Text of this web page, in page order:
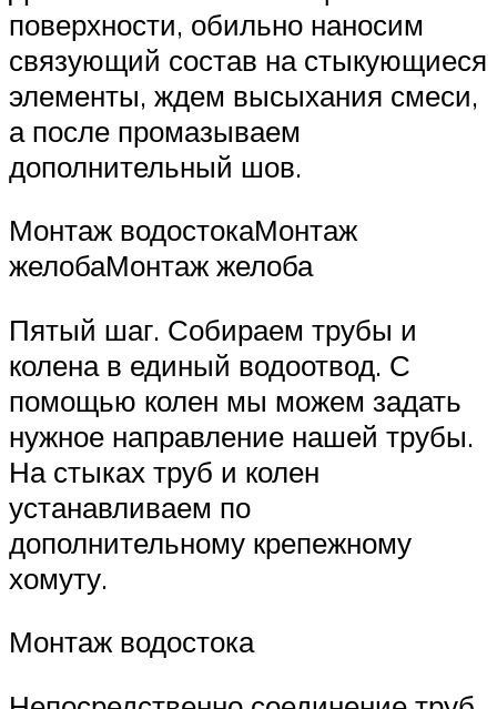
поверхности, обильно наносим
связующий состав на стыкующиеся
элементы, ждем высыхания смеси,
а после промазываем
дополнительный шов.
Монтаж водостокаМонтаж
желобаМонтаж желоба
Пятый шаг. Собираем трубы и
колена в единый водоотвод. С
помощью колен мы можем задать
нужное направление нашей трубы.
На стыках труб и колен
устанавливаем по
дополнительному крепежному
хомуту.
Монтаж водостока